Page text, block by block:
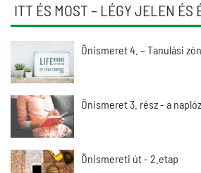
ITT ÉS MOST – LÉGY JELEN ÉS
Önismeret 4. – Tanulási
Önismeret 3. rész - a
Önismereti út - 2.etap